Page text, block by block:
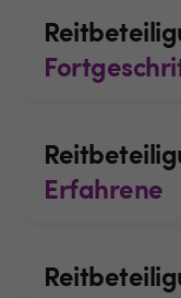
Erfahrene